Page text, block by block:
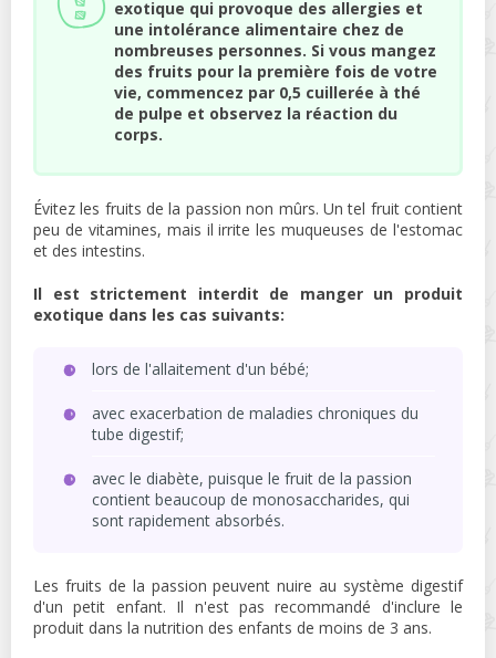
exotique qui provoque des allergies et
une intolérance alimentaire chez de
nombreuses personnes. Si vous mangez
des fruits pour la première fois de votre
vie, commencez par 0,5 cuillerée à thé
de pulpe et observez la réaction du
corps.
Évitez les fruits de la passion non mûrs. Un tel fruit contient
peu de vitamines, mais il irrite les muqueuses de l'estomac
et des intestins.
Il est strictement interdit de manger un produit
exotique dans les cas suivants:
lors de l'allaitement d'un bébé;
avec exacerbation de maladies chroniques du
tube digestif;
avec le diabète, puisque le fruit de la passion
contient beaucoup de monosaccharides, qui
sont rapidement absorbés.
Les fruits de la passion peuvent nuire au système digestif
d'un petit enfant. Il n'est pas recommandé d'inclure le
produit dans la nutrition des enfants de moins de 3 ans.